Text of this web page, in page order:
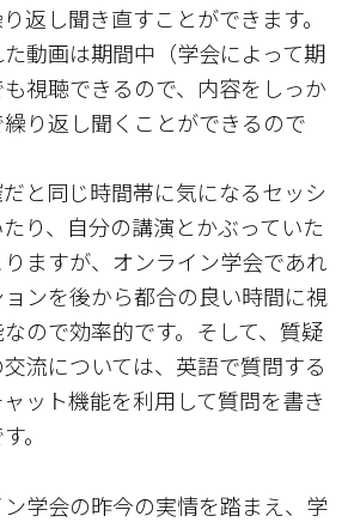
返し聞き直すことができます。
動画は期間中（学会によって期
視聴できるので、内容をしっか
り返し聞くことができるので
と同じ時間帯に気になるセッシ
り、自分の講演とかぶっていた
ますが、オンライン学会であれ
ンを後から都合の良い時間に視
ので効率的です。そして、質疑
流については、英語で質問する
ット機能を利用して質問を書き
。
学会の昨今の実情を踏まえ、学